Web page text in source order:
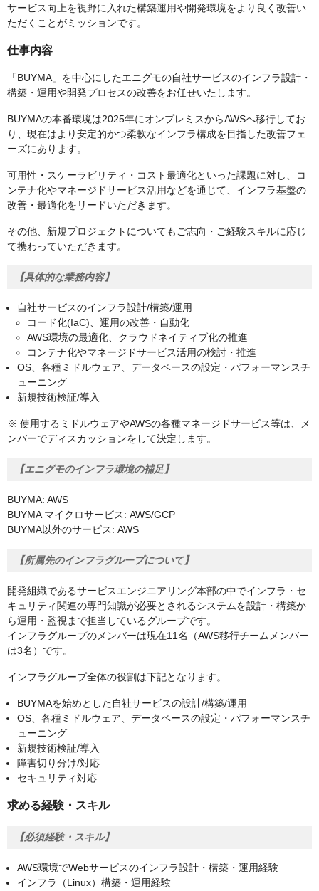
サービス向上を視野に入れた構築運用や開発環境をより良く改善い
ただくことがミッションです。
仕事内容
「BUYMA」を中心にしたエニグモの自社サービスのインフラ設計・
構築・運用や開発プロセスの改善をお任せいたします。
BUYMAの本番環境は2025年にオンプレミスからAWSへ移行してお
り、現在はより安定的かつ柔軟なインフラ構成を目指した改善フェ
ーズにあります。
可用性・スケーラビリティ・コスト最適化といった課題に対し、コ
ンテナ化やマネージドサービス活用などを通じて、インフラ基盤の
改善・最適化をリードいただきます。
その他、新規プロジェクトについてもご志向・ご経験スキルに応じ
て携わっていただきます。
【具体的な業務内容】
自社サービスのインフラ設計/構築/運用
コード化(IaC)、運用の改善・自動化
AWS環境の最適化、クラウドネイティブ化の推進
コンテナ化やマネージドサービス活用の検討・推進
OS、各種ミドルウェア、データベースの設定・パフォーマンスチ
ューニング
新規技術検証/導入
※ 使用するミドルウェアやAWSの各種マネージドサービス等は、メ
ンバーでディスカッションをして決定します。
【エニグモのインフラ環境の補足】
BUYMA: AWS
BUYMA マイクロサービス: AWS/GCP
BUYMA以外のサービス: AWS
【所属先のインフラグループについて】
開発組織であるサービスエンジニアリング本部の中でインフラ・セ
キュリティ関連の専門知識が必要とされるシステムを設計・構築か
ら運用・監視まで担当しているグループです。
インフラグループのメンバーは現在11名（AWS移行チームメンバー
は3名）です。
インフラグループ全体の役割は下記となります。
BUYMAを始めとした自社サービスの設計/構築/運用
OS、各種ミドルウェア、データベースの設定・パフォーマンスチ
ューニング
新規技術検証/導入
障害切り分け/対応
セキュリティ対応
求める経験・スキル
【必須経験・スキル】
AWS環境でWebサービスのインフラ設計・構築・運用経験
インフラ（Linux）構築・運用経験